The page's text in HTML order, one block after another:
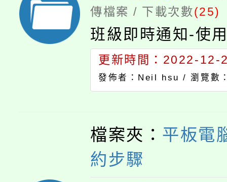
傳檔案 / 下載次數(25)
班級即時通知-使
更新時間：2022-12-
發佈者：Neil hsu /瀏覽數
檔案夾： 平板電
約步驟